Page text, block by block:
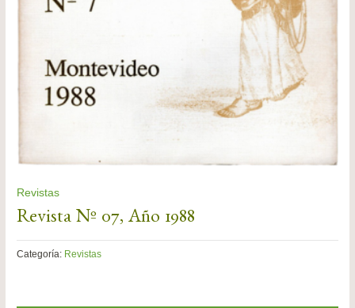
Revistas
Revista Nº 07, Año 1988
Categoría: Revistas